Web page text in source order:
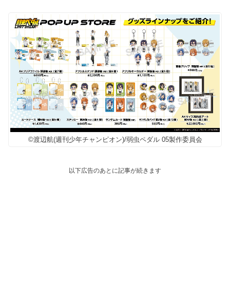
©︎渡辺航(週刊少年チャンピオン)/弱虫ペダル 05製作委員会
以下広告のあとに記事が続きます